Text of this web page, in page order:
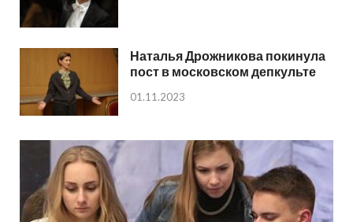
Наталья Дрожникова покинула
пост в московском депкульте
01.11.2023